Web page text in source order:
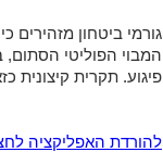
גורמי ביטחון
המבוי הפוליטי הסתום,
פיגוע. תקרית
להורדת האפליקציה